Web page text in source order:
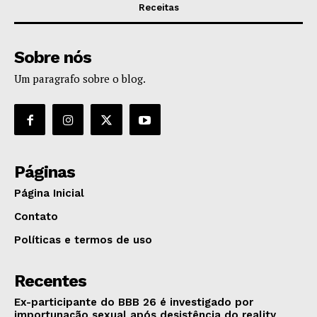
Receitas
Sobre nós
Um paragrafo sobre o blog.
Páginas
Página Inicial
Contato
Políticas e termos de uso
Recentes
Ex-participante do BBB 26 é investigado por